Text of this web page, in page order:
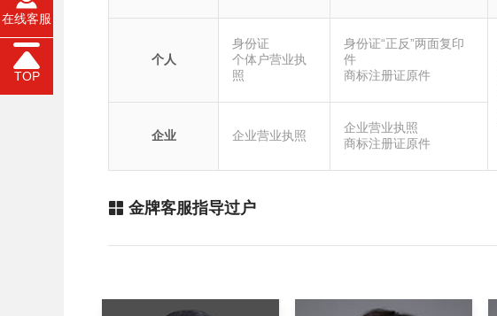
在线客服
TOP
个人
身份证
个体户营业执
照
身份证“正反”两面复印
件
商标注册证原件
企业
企业营业执照
企业营业执照
商标注册证原件
金牌客服指导过户